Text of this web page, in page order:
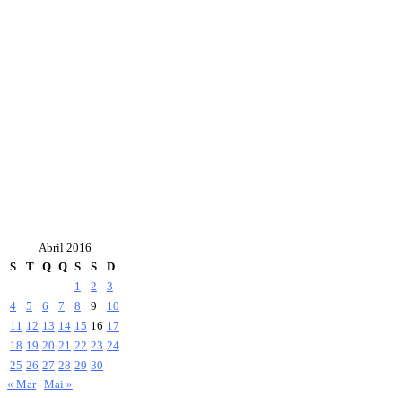
Abril 2016
S
T Q Q S S
D
1
2
3
4
5 6 7 8 9
10
11 12 13 14 15 16 17
18 19 20 21 22 23 24
25 26 27 28 29 30
« Mar Mai »